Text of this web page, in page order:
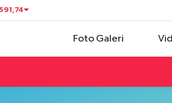
Foto Galeri